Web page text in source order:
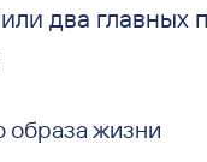
два главных
образа жизни